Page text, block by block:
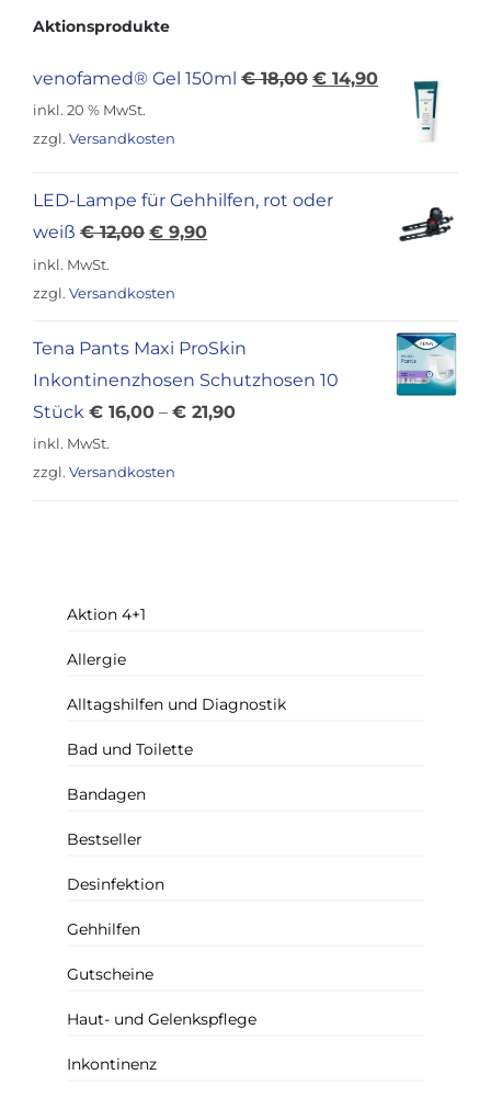
Aktionsprodukte
venofamed® Gel 150ml €18,00 Ursprünglicher
€ 14,90Aktueller
Preis
inkl. 20 % MwSt.
zzgl. Versandkosten
LED-Lampe für Gehhilfen, rot oder
weiß €12,00 Ursprünglicher
war:
€ 9,90Aktueller
inkl. MwSt.
zzgl. Versandkosten
Tena Pants Maxi ProSkin
Inkontinenzhosen Schutzhosen 10
Stück € 16,00 – € 21,90
inkl. MwSt.
zzgl. Versandkosten
Aktion 4+1
Allergie
Alltagshilfen und Diagnostik
Bad und Toilette
Bandagen
Bestseller
Desinfektion
Gehhilfen
Gutscheine
Haut- und Gelenkspflege
Inkontinenz